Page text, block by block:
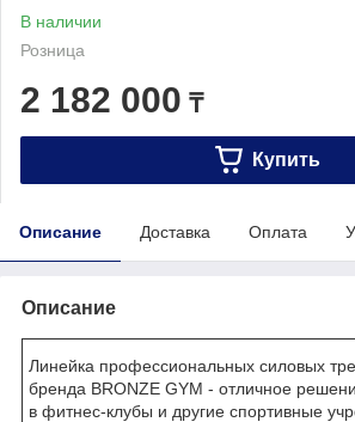
В наличии
Розница
2 182 000 ₸
Купить
Описание Доставка Оплата
Описание
Линейка профессиональных силовых
бренда BRONZE GYM - отличное
в фитнес-клубы и другие спортивные